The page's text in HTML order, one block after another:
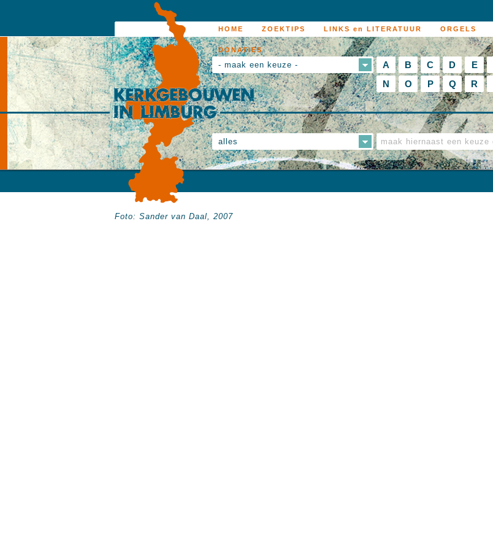
HOME ZOEKTIPS LINKS en LITERATUUR ORGELS
DONATIES
- maak een keuze - A B C D E
N
O P Q R
alles
Foto: Sander van Daal, 2007